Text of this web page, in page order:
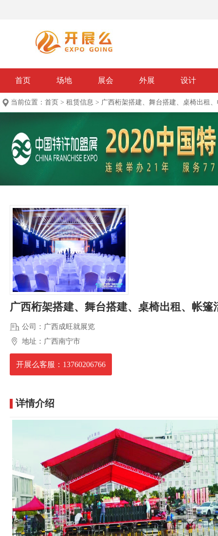
首页 场地 展会 外展 设计
当前位置： 首页 > 租赁信息 > 广西桁架搭建、舞台搭建、桌椅出租
广西桁架搭建、舞台搭建、桌椅出租、帐
公司：广西成旺就展览
地址：广西南宁市
开展么客服：13760206766
详情介绍